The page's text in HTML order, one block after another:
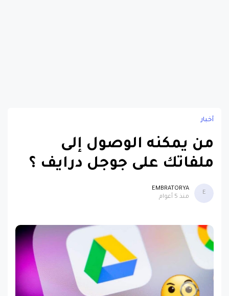
أخبار
من يمكنه الوصول إلى
ملفاتك على جوجل درايف ؟
E
EMBRATORYA
منذ 5 أعوام